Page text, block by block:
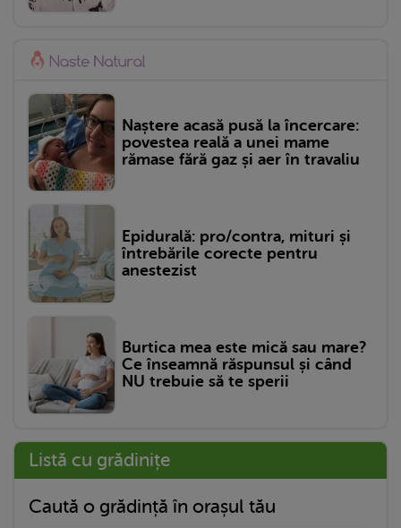
Naștere acasă pusă la încercare:
povestea reală a unei mame
rămase fără gaz și aer în travaliu
Epidurală: pro/contra, mituri și
întrebările corecte pentru
anestezist
Burtica mea este mică sau mare?
Ce înseamnă răspunsul și când
NU trebuie să te sperii
Listă cu grădinițe
Caută o grădință în orașul tău